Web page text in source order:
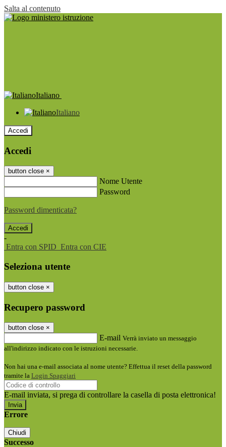
Salta al contenuto
Italiano
Italiano
Accedi
Accedi
button close ×
Nome Utente
Password
Password dimenticata?
-
Entra con SPID Entra con CIE
Seleziona utente
button close ×
Recupero password
button close ×
E-mail Verrà inviato un messaggio
all'indirizzo indicato con le istruzioni necessarie.
Non hai una e-mail associata al nome utente? Effettua il reset della password
tramite la Login Spaggiari
E-mail inviata, si prega di controllare la casella di posta elettronica!
Errore
Chiudi
Successo